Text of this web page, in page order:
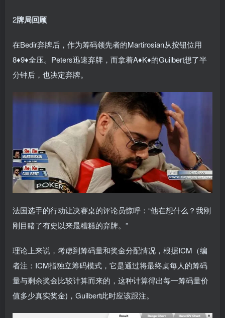
2牌局回顾
在Bedir弃牌后，作为筹码领先者的Martirosian从按钮位用
8♦9♦全压。Peters迅速弃牌，而拿着A♦K♦的Guilbert想了半
分钟后，也决定弃牌。
法国选手的行动让决赛桌的评论员惊呼：“他在想什么？我刚
刚目睹了有史以来最糟糕的弃牌。”
理论上来说，考虑到筹码量和奖金分配情况，根据ICM（编
者注：ICM指独立筹码模式，它是通过将最终桌每人的筹码
量与剩余奖金比较计算而来的，这种计算得出每一筹码量价
值多少真实奖金)，Guilbert此时应该跟注。